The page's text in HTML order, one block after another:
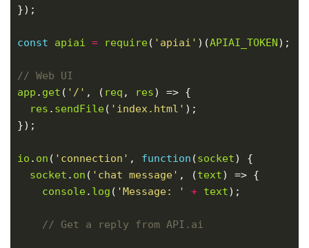
const apiai = require( 'apiai' )(APIAI_TOKEN
app . get ( '/' , ( req , res
res . sendFile( 'index.html'
io . on ( 'connection' , function (socket
socket . on ( 'chat message' , (text
console. log ( 'Message: ' + text